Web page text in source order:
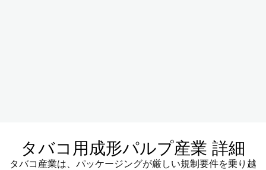
タバコ用成形パルプ産業 詳細
タバコ産業は、パッケージングが厳しい規制要件を乗り越